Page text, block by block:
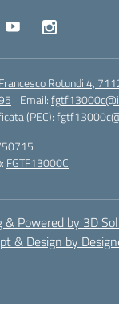
Rotundi 4,
Email:
(PEC):
FGTF13000C
& Powered by 3D
& Design by